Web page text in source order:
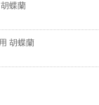
蝶蘭
胡蝶蘭